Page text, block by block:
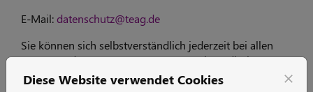
E-Mail:datenschutz@teag.de
Sie können sich selbstverständlich jederzeit bei allen
Fragen und Anregungen zum Datenschutz direkt an
unseren Datenschutzbeauftragten wenden.
Diese Website verwendet Cookies close